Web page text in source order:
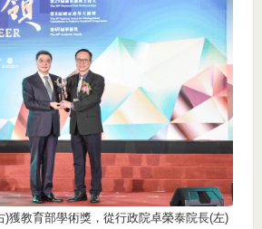
)獲教育部學術獎，從行政院卓榮泰院長(左)